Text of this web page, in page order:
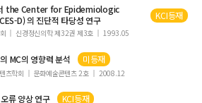
사와 일본전통 운문작품 연구
基盤
を高める方法
the Center for Epidemiologic
D)의진단적 타당성 연구 KCI등재
신경정신의학 제32권 제3호 1993.05
의 MC의영향력 분석 미등재
츠학회 문화예술콘텐츠 2호 2008.12
오류 양상 연구 KCI등재